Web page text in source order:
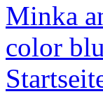
Minka
color